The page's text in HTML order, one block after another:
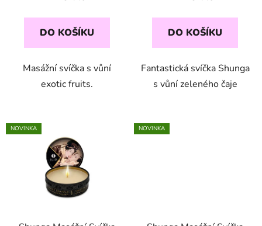
DO KOŠÍKU
Masážní svíčka s vůní
exotic fruits.
DO KOŠÍKU
Fantastická svíčka Shunga
s vůní zeleného čaje
NOVINKA NOVINKA